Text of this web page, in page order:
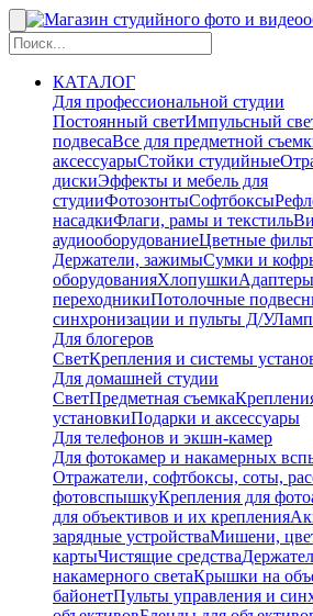
КАТАЛОГ
Для профессиональной студии
Постоянный светИмпульсный
подвесаВсе для предметной
аксессуарыСтойки студийные
дискиЭффекты и мебель для
студииФотозонтыСофтбоксы
насадкиФлаги, рамы и текстиль
аудиооборудованиеЦветные
Держатели, зажимыСумки и
оборудованияХлопушки
переходникиПотолочные
синхронизации и пульты Д/У
Для блогеров
СветКрепления и системы
Для домашней студии
СветПредметная съемка
установкиПодарки и аксессуары
Для телефонов и экшн-камер
Для фотокамер и накамерных
Отражатели, софтбоксы, соты,
фотовспышкуКрепления для
для объективов и их крепления
зарядные устройстваМишени,
картыЧистящие средства
накамерного светаКрышки на
байонетПульты управления и